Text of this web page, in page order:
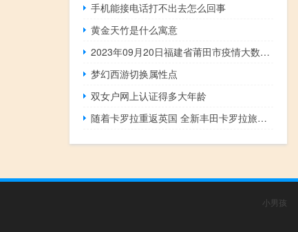
手机能接电话打不出去怎么回事
黄金天竹是什么寓意
2023年09月20日福建省莆田市疫情大数据-今日/今天疫情全网搜索最新实时消息动态情况通知播报
梦幻西游切换属性点
双女户网上认证得多大年龄
随着卡罗拉重返英国 全新丰田卡罗拉旅游运动揭晓
小男孩